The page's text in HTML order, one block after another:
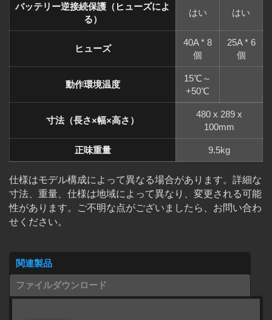
バッテリー逆接続保護（ヒューズによ
る）
はい はい
ヒューズ
40A * 8
個
25A * 6
個
動作環境温度
15℃～
+50℃
寸法（長さ×幅×高さ）
480 x 289 x
100mm
正味重量 9.5kg
仕様はモデル構成によって異なる場合があります。詳細な
寸法、重量、仕様は地域によって異なり、変更される可能
性があります。ご不明な点がございましたら、お問い合わ
せください。
関連製品
ファイルダウンロード